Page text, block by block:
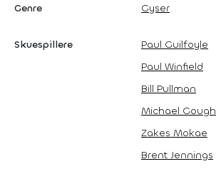
Genre Gyser
Skuespillere
Paul Guilfoyle
Paul Winfield
Bill Pullman
Michael Gough
Zakes Mokae
Brent Jennings